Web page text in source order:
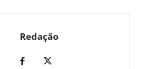
Redação